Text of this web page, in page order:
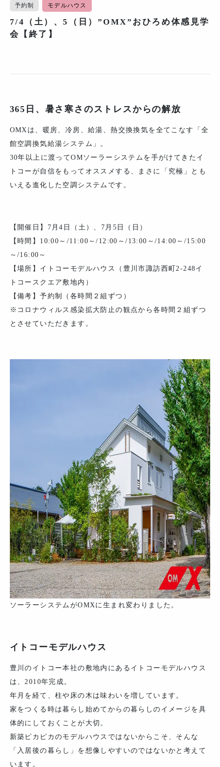
予約制 モデルハウス
7/4（土）、5（日）”OMX”おひろめ体感見学
会【終了】
365日、暑さ寒さのストレスからの解放
OMXは、暖房、冷房、給湯、熱交換換気を全てこなす「全
館空調換気給湯システム」。
30年以上に渡ってOMソーラーシステムを手がけてきたイ
トコーが自信をもってオススメする、まさに「究極」とも
いえる進化した空調システムです。
【開催日】7月4日（土）、7月5日（日）
【時間】10:00～/11:00～/12:00～/13:00～/14:00～/15:00
～/16:00～
【場所】イトコーモデルハウス（豊川市諏訪西町2-248イ
トコースクエア敷地内）
【備考】予約制（各時間２組ずつ）
※コロナウィルス感染拡大防止の観点から各時間２組ずつ
とさせていただきます。
ソーラーシステムがOMXに生まれ変わりました。
イトコーモデルハウス
豊川のイトコー本社の敷地内にあるイトコーモデルハウス
は、2010年完成。
年月を経て、柱や床の木は味わいを増しています。
家をつくる時は暮らし始めてからの暮らしのイメージを具
体的にしておくことが大切。
新築ピカピカのモデルハウスではないからこそ、そんな
「入居後の暮らし」を想像しやすいのではないかと考えて
います。